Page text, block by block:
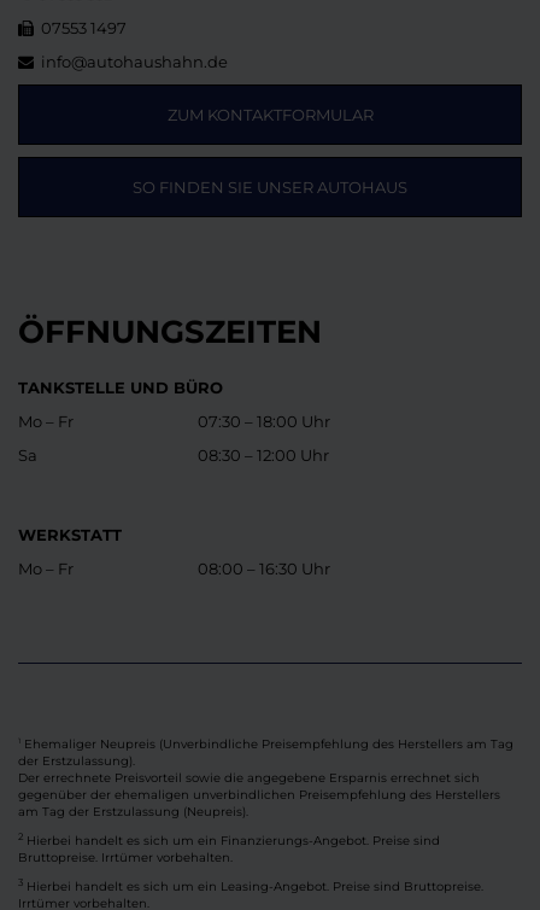
07553 1497
info@autohaushahn.de
ZUM KONTAKTFORMULAR
SO FINDEN SIE UNSER AUTOHAUS
ÖFFNUNGSZEITEN
TANKSTELLE UND BÜRO
Mo – Fr
Sa
07:30 – 18:00 Uhr
08:30 – 12:00 Uhr
WERKSTATT
Mo – Fr
08:00 – 16:30 Uhr
Ehemaliger Neupreis (Unverbindliche Preisempfehlung des Herstellers am Tag
der Erstzulassung).
Der errechnete Preisvorteil sowie die angegebene Ersparnis errechnet sich
gegenüber der ehemaligen unverbindlichen Preisempfehlung des Herstellers
am Tag der Erstzulassung (Neupreis).
2 Hierbei handelt es sich um ein Finanzierungs-Angebot. Preise sind
Bruttopreise. Irrtümer vorbehalten.
3 Hierbei handelt es sich um ein Leasing-Angebot. Preise sind Bruttopreise.
Irrtümer vorbehalten.